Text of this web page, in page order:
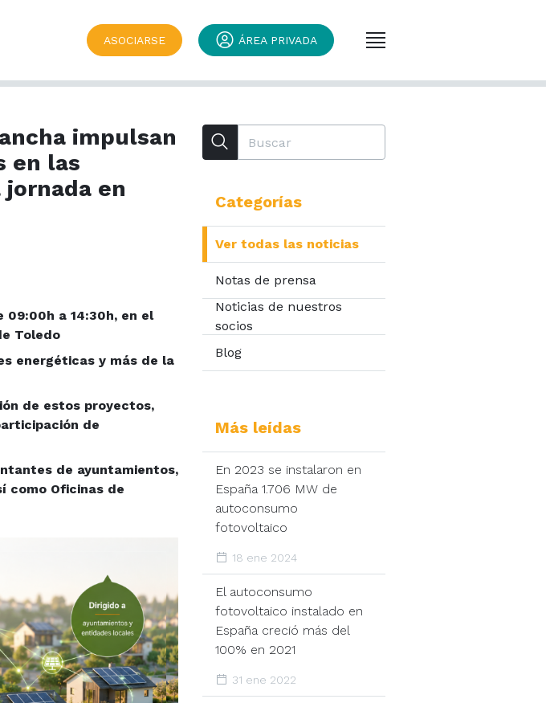
ASOCIARSE ÁREA PRIVADA
Categorías
Ver todas las noticias
Notas de prensa
Noticias de nuestros
socios
Blog
Más leídas
En 2023 se instalaron en
España 1.706 MW de
autoconsumo
fotovoltaico
18 ene 2024
El autoconsumo
fotovoltaico instalado en
España creció más del
100% en 2021
31 ene 2022
impulsan
en las
en
09:00h a 14:30h, en el
Toledo
energéticas y más de la
de estos proyectos,
de
de ayuntamientos,
como Oficinas de